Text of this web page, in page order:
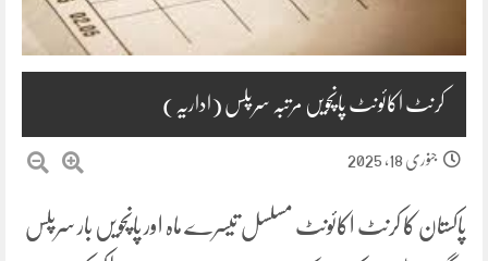
کرنٹ اکائونٹ پانچویں مرتبہ سرپلس (اداریہ)
جنوری 18, 2025
پاکستان کا کرنٹ اکائونٹ مسلسل تیسرے ماہ اور پانچویں بار سرپلس